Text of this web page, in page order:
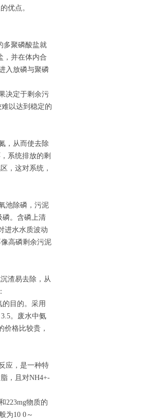
优点。
多聚磷酸盐就
，并在体内合
入放磷与聚磷
决定于剩余污
以达到稳定的
，从而使去除
系统排放的剩
，这对系统，
池除磷，污泥
磷。含磷上清
进水水质波动
高磷剩余污泥
渣易去除，从
目的。采用
。废水中氨
价格比较贵，
应，是一种特
，且对NH4+-
223mg物质的
为10 0～